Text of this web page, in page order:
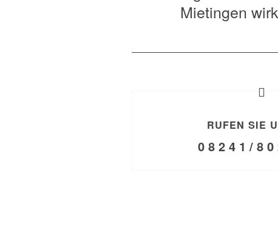
Mietingen
RUFEN SIE
0 8 2 4 1 / 8 0